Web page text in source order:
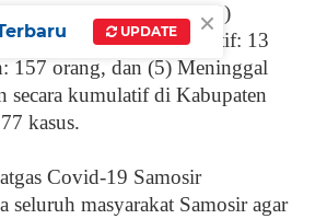
(1) Suspek: Nihil, (2)
(3) Konfirmasi Positif Aktif: 13
157 orang, dan (5) Meninggal
secara kumulatif di Kabupaten
kasus.
Covid-19 Samosir
seluruh masyarakat Samosir agar
×
UPDATE